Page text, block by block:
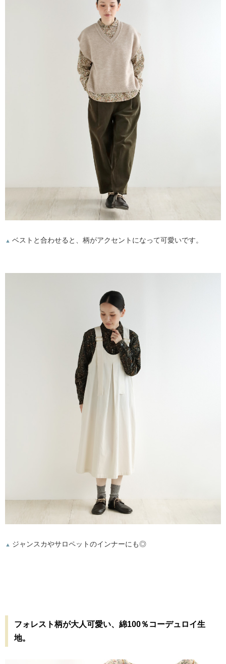
▲ ベストと合わせると、柄がアクセントになって可愛いです。
▲ ジャンスカやサロペットのインナーにも◎
フォレスト柄が大人可愛い、綿100％コーデュロイ生
地。